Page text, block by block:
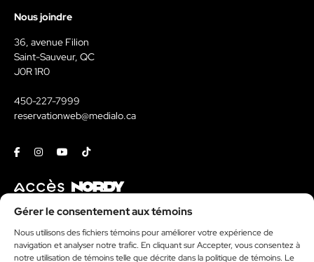
Gérer le consentement aux témoins
Nous utilisons des fichiers témoins pour améliorer votre expérience de
navigation et analyser notre trafic. En cliquant sur Accepter, vous consentez à
notre utilisation de témoins telle que décrite dans la politique de témoins. Le
Nous joindre
36, avenue Filion
Saint-Sauveur, QC
J0R 1R0
450-227-7999
reservationweb@medialo.ca
FacebookInstagramYoutubeTiktok
Contact
Kit média
Politique de témoins